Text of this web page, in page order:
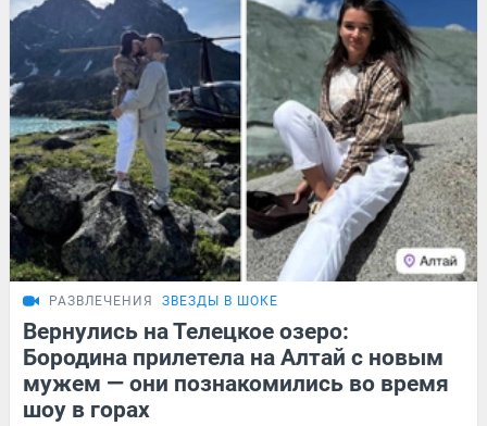
РАЗВЛЕЧЕНИЯ ЗВЕЗДЫ В ШОКЕ
Вернулись на Телецкое озеро:
Бородина прилетела на Алтай с новым
мужем — они познакомились во время
шоу в горах